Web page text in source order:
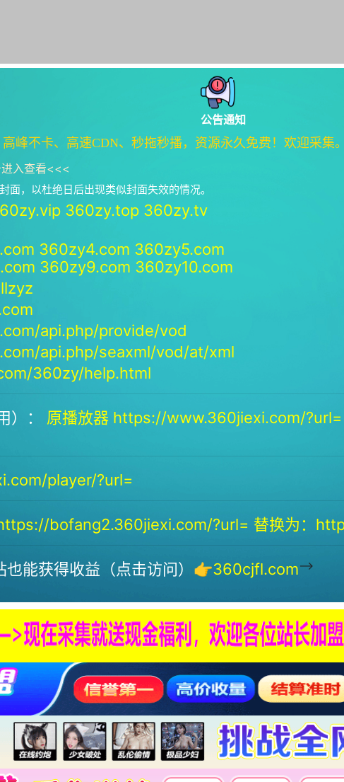
公告通知
峰不卡、高速CDN、秒拖秒播，资源永久免费！欢迎采集。
入查看<<<
，以杜绝日后出现类似封面失效的情况。
360zy.top 360zy.tv
360zy4.com 360zy5.com
360zy9.com 360zy10.com
api.php/provide/vod
api.php/seaxml/vod/at/xml
360zy/help.html
）： 原播放器 https://www.360jiexi.com/
player/?url=
bofang2.360jiexi.com/?url= 替换为：
能获得收益（点击访问）👉360cjfl.com-->